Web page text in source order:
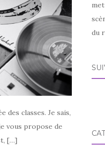
des classes. Je sais,
vous propose de
[…]
du